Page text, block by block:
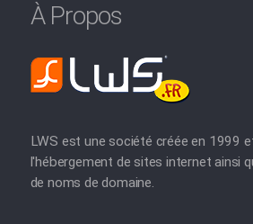
À Propos
LWS est une société créée en 1999
l'hébergement de sites internet ainsi
de noms de domaine.